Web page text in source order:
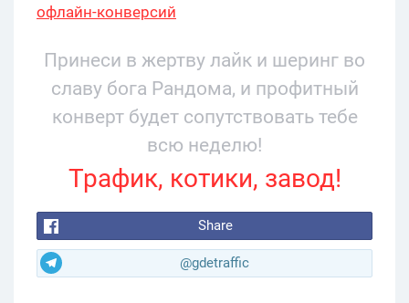
офлайн-конверсий
Принеси в жертву лайк и шеринг во
славу бога Рандома, и профитный
конверт будет сопутствовать тебе
всю неделю!
Трафик, котики, завод!
Share
@gdetraffic